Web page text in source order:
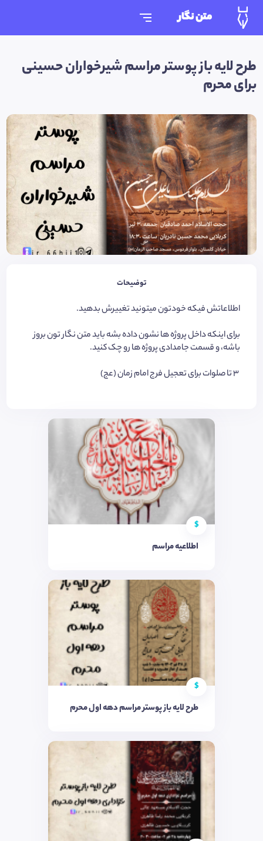
متن نگار
طرح لایه باز پوستر مراسم شیرخواران حسینی
برای محرم
توضیحات
اطلاعاتش فیکه خودتون میتونید تغییرش بدهید.
برای اینکه داخل پروژه ها نشون داده بشه باید متن نگار تون بروز
باشه، و قسمت جامدادی پروژه ها رو چک کنید.
۳ تا صلوات برای تعجیل فرج امام زمان (عج)
$
اطلاعیه مراسم
$
طرح لایه باز پوستر مراسم دهه اول محرم